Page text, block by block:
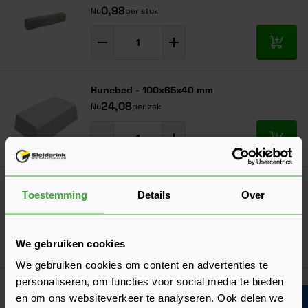
Toestemming Details Over
We gebruiken cookies
We gebruiken cookies om content en advertenties te
personaliseren, om functies voor social media te bieden
en om ons websiteverkeer te analyseren. Ook delen we
Nu0,98per stuk
In
Hunebed - 100x65x40 mm
Nu24,08per zak
In
(1 Beoordeling)
Verkrijgbaar in 3 afmetingen
Vanaf26,29
Supportligger 200 cm
(2 Beoordelingen)